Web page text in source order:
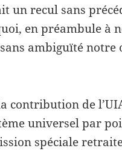
un recul sans
en préambule
ambiguïté
contribution de
universel par
spéciale